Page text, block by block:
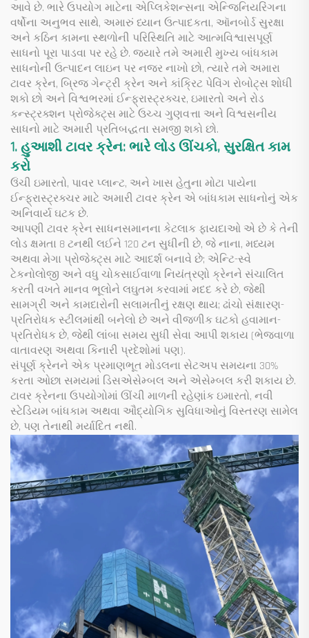
આવે છે. ભારે ઉપયોગ માટેના એપ્લિકેશન્સના એન્જિનિયરિંગના
વર્ષોના અનુભવ સાથે, અમારું ધ્યાન ઉત્પાદકતા, ઑનબોર્ડ સુરક્ષા
અને કઠિન કામના સ્થળોની પરિસ્થિતિ માટે આત્મવિશ્વાસપૂર્ણ
સાધનો પૂરા પાડવા પર રહે છે. જ્યારે તમે અમારી મુખ્ય બાંધકામ
સાધનોની ઉત્પાદન લાઇન પર નજર નાખો છો, ત્યારે તમે અમારા
ટાવર ક્રેન, બ્રિજ ગેન્ટ્રી ક્રેન અને કાંક્રિટ પેવિંગ રોબોટ્સ શોધી
શકો છો અને વિશ્વભરમાં ઈન્ફ્રાસ્ટ્રક્ચર, ઇમારતો અને રોડ
કન્સ્ટ્રક્શન પ્રોજેક્ટ્સ માટે ઉચ્ચ ગુણવત્તા અને વિશ્વસનીય
સાધનો માટે અમારી પ્રતિબદ્ધતા સમજી શકો છો.
1. હુઆશી ટાવર ક્રેન: ભારે લોડ ઊંચકો, સુરક્ષિત કામ
કરો
ઉંચી ઇમારતો, પાવર પ્લાન્ટ, અને ખાસ હેતુના મોટા પાયેના
ઈન્ફ્રાસ્ટ્રક્ચર માટે અમારી ટાવર ક્રેન એ બાંધકામ સાધનોનું એક
અનિવાર્ય ઘટક છે.
આપણી ટાવર ક્રેન સાધનસમાનના કેટલાક ફાયદાઓ એ છે કે તેની
લોડ ક્ષમતા 8 ટનથી લઈને 120 ટન સુધીની છે, જે નાના, મધ્યમ
અથવા મેગા પ્રોજેક્ટ્સ માટે આદર્શ બનાવે છે; એન્ટિ-સ્વે
ટેકનોલોજી અને વધુ ચોકસાઈવાળા નિયંત્રણો ક્રેનને સંચાલિત
કરતી વખતે માનવ ભૂલોને લઘુતમ કરવામાં મદદ કરે છે, જેથી
સામગ્રી અને કામદારોની સલામતીનું રક્ષણ થાય; ઢાંચો સંક્ષારણ-
પ્રતિરોધક સ્ટીલમાંથી બનેલો છે અને વીજળીક ઘટકો હવામાન-
પ્રતિરોધક છે, જેથી લાંબા સમય સુધી સેવા આપી શકાય (ભેજવાળા
વાતાવરણ અથવા કિનારી પ્રદેશોમાં પણ).
સંપૂર્ણ ક્રેનને એક પ્રમાણભૂત મોડલના સેટઅપ સમયના 30%
કરતા ઓછા સમયમાં ડિસએસેમ્બલ અને એસેમ્બલ કરી શકાય છે.
ટાવર ક્રેનના ઉપયોગોમાં ઊંચી માળની રહેણાંક ઇમારતો, નવી
સ્ટેડિયમ બાંધકામ અથવા ઔદ્યોગિક સુવિધાઓનું વિસ્તરણ સામેલ
છે, પણ તેનાથી મર્યાદિત નથી.